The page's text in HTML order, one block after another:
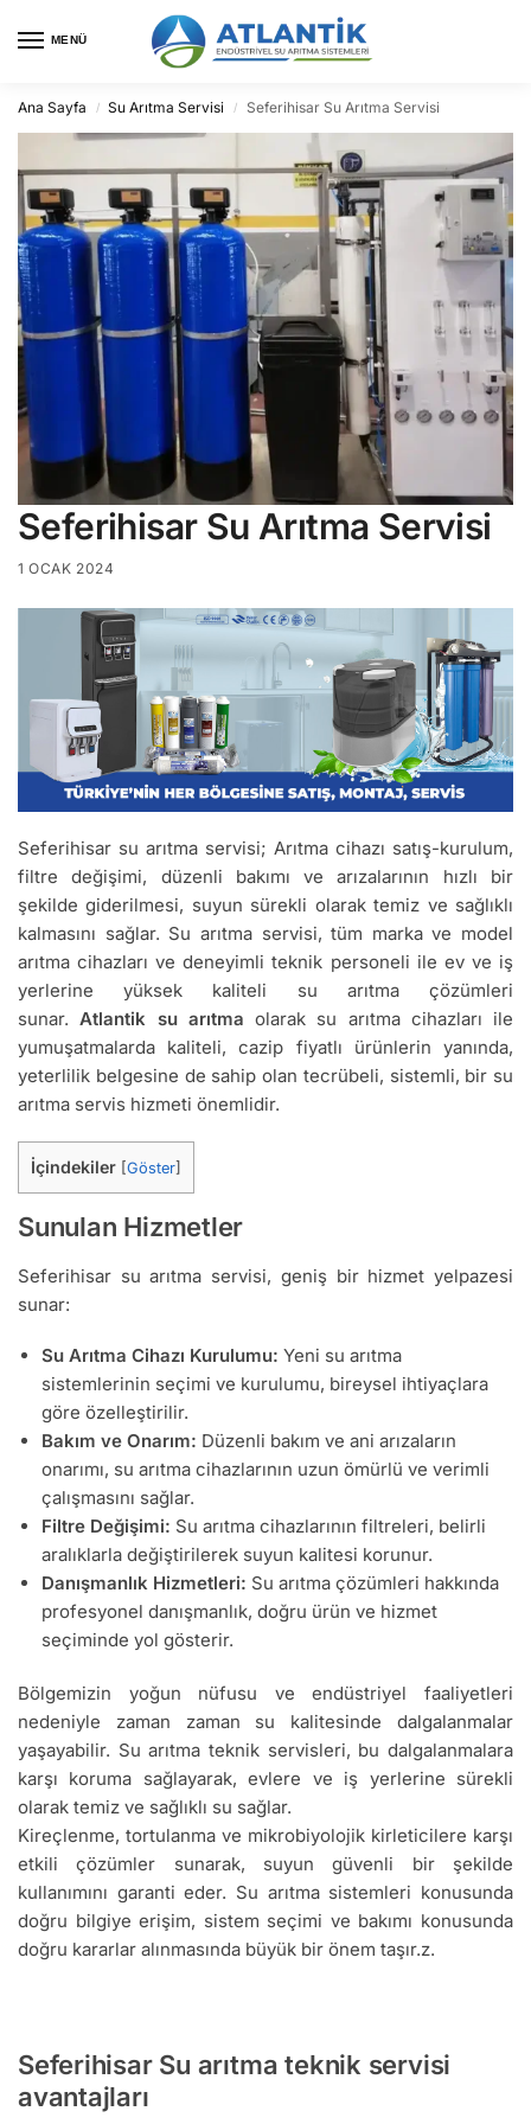
MENÜ
Ana Sayfa / Su Arıtma Servisi / Seferihisar Su Arıtma Servisi
Seferihisar Su Arıtma Servisi
1 OCAK 2024
Seferihisar su arıtma servisi; Arıtma cihazı satış-kurulum,
filtre değişimi, düzenli bakımı ve arızalarının hızlı bir
şekilde giderilmesi, suyun sürekli olarak temiz ve sağlıklı
kalmasını sağlar. Su arıtma servisi, tüm marka ve model
arıtma cihazları ve deneyimli teknik personeli ile ev ve iş
yerlerine yüksek kaliteli su arıtma çözümleri
sunar.Atlantik su arıtma olarak su arıtma cihazları ile
yumuşatmalarda kaliteli, cazip fiyatlı ürünlerin yanında,
yeterlilik belgesine de sahip olan tecrübeli, sistemli, bir su
arıtma servis hizmeti önemlidir.
İçindekiler [Göster]
Sunulan Hizmetler
Seferihisar su arıtma servisi, geniş bir hizmet yelpazesi
sunar:
Su Arıtma Cihazı Kurulumu: Yeni su arıtma
sistemlerinin seçimi ve kurulumu, bireysel ihtiyaçlara
göre özelleştirilir.
Bakım ve Onarım: Düzenli bakım ve ani arızaların
onarımı, su arıtma cihazlarının uzun ömürlü ve verimli
çalışmasını sağlar.
Filtre Değişimi: Su arıtma cihazlarının filtreleri, belirli
aralıklarla değiştirilerek suyun kalitesi korunur.
Danışmanlık Hizmetleri: Su arıtma çözümleri hakkında
profesyonel danışmanlık, doğru ürün ve hizmet
seçiminde yol gösterir.
Bölgemizin yoğun nüfusu ve endüstriyel faaliyetleri
nedeniyle zaman zaman su kalitesinde dalgalanmalar
yaşayabilir. Su arıtma teknik servisleri, bu dalgalanmalara
karşı koruma sağlayarak, evlere ve iş yerlerine sürekli
olarak temiz ve sağlıklı su sağlar.
Kireçlenme, tortulanma ve mikrobiyolojik kirleticilere karşı
etkili çözümler sunarak, suyun güvenli bir şekilde
kullanımını garanti eder. Su arıtma sistemleri konusunda
doğru bilgiye erişim, sistem seçimi ve bakımı konusunda
doğru kararlar alınmasında büyük bir önem taşır.z.
Seferihisar Su arıtma teknik servisi
avantajları